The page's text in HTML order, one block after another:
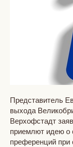
Представитель
выхода
Верхофстадт
приемлют идею о
преференций при